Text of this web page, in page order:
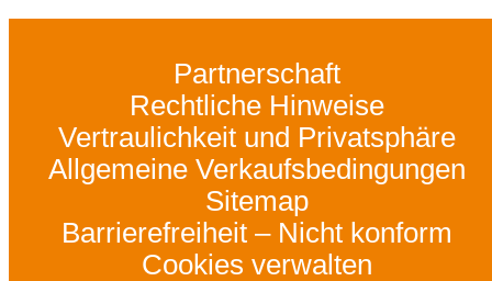
Partnerschaft
Rechtliche Hinweise
Vertraulichkeit und Privatsphäre
Allgemeine Verkaufsbedingungen
Sitemap
Barrierefreiheit – Nicht konform
Cookies verwalten